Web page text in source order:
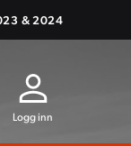
& 2024
Logg inn